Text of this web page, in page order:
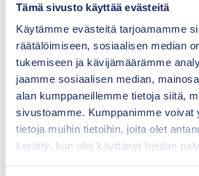
Tämä sivusto käyttää evästeitä
Käytämme evästeitä tarjoamamme
räätälöimiseen, sosiaalisen median
tukemiseen ja kävijämäärämme
jaamme sosiaalisen median,
alan kumppaneillemme tietoja siitä,
sivustoamme. Kumppanimme voivat
tietoja muihin tietoihin, joita olet
kerätty, kun olet käyttänyt heidän
International Journal of Public
julkaisussa ilmestynytAnni
Airaksisenvertaisarvioitu
käsittelee
taustatuen rooleja
johtamisen kehikkoon.
tunnistettiin taustatuen
puuttuva rooli (sponsori)
yhteisövaikuttavuustyön
tiedonvälittäjän roolilla.